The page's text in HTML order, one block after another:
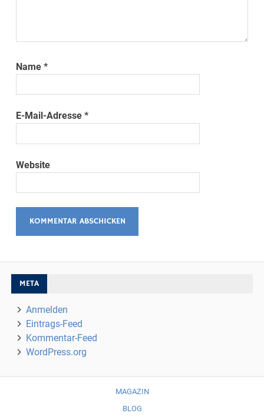
Name*
E-Mail-Adresse*
Website
META
Anmelden
Eintrags-Feed
Kommentar-Feed
WordPress.org
MAGAZIN
BLOG